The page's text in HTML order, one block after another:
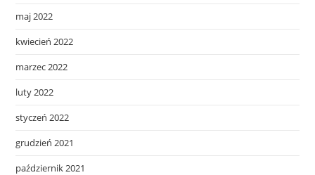
maj 2022
kwiecień 2022
marzec 2022
luty 2022
styczeń 2022
grudzień 2021
październik 2021